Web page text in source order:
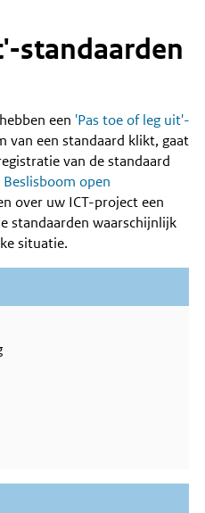
standaarden
een 'Pas toe of leg uit'-
van een standaard klikt, gaat
van de standaard
Beslisboom open
over uw ICT-project een
standaarden waarschijnlijk
situatie.